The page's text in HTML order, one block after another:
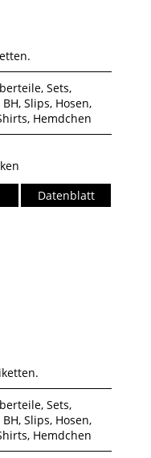
Sets,
Slips, Hosen,
Hemdchen
Datenblatt
Sets,
Slips, Hosen,
Hemdchen